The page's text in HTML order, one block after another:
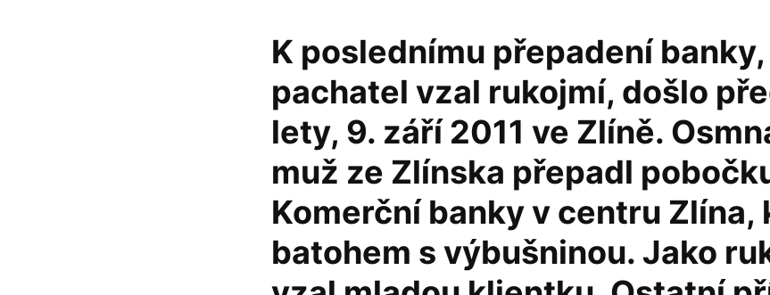
K poslednímu přepadení
pachatel vzal rukojmí, došlo
lety, 9. září 2011 ve Zlíně.
muž ze Zlínska přepadl
Komerční banky v centru Zlína,
batohem s výbušninou. Jako